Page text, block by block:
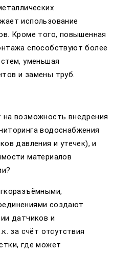
использование
Кроме того, повышенная
способствуют более
уменьшая
и замены труб.
возможность внедрения
водоснабжения
давления и утечек), и
материалов
создают
датчиков и
за счёт отсутствия
где может